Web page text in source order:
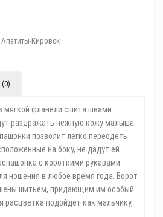
Апатиты-Кировск
мягкой фланели сшита швами
раздражать нежную кожу малыша.
позволит легко переодеть
на боку, не дадут ей
с короткими рукавами
ношения в любое время года. Ворот
шитьём, придающим им особый
расцветка подойдет как мальчику,